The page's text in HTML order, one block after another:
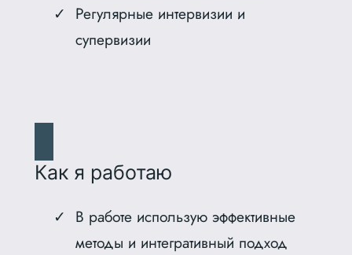
Регулярные интервизии и
супервизии
Как я работаю
В работе использую эффективные
методы и интегративный подход